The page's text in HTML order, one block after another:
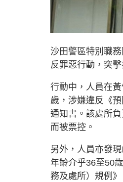
沙田警區特別職
反罪惡行動，突
行動中，人員在
歲，涉嫌違反《
通知書。該處所
而被票控。
另外，人員亦發
年齡介乎36至50
務及處所）規例